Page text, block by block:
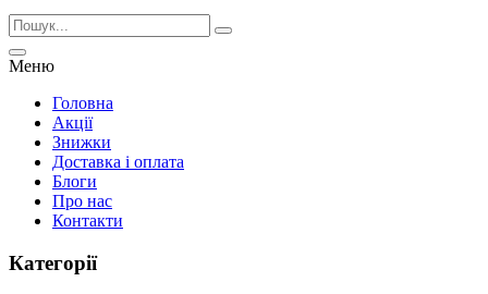
Меню
Головна
Акції
Знижки
Доставка і оплата
Блоги
Про нас
Контакти
Категорії